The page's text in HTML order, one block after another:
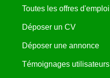
Toutes les offres d'emploi
Déposer un CV
Déposer une annonce
Témoignages utilisateurs